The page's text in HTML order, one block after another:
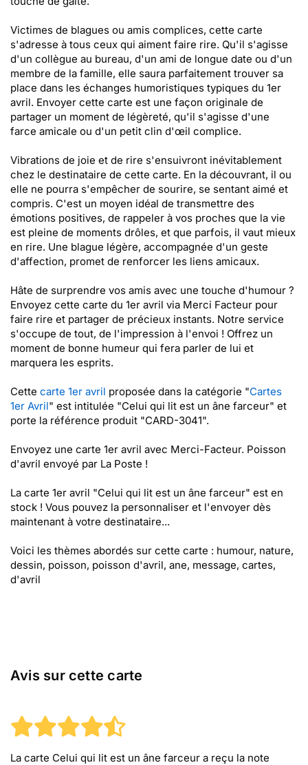
Victimes de blagues ou amis complices, cette carte
s'adresse à tous ceux qui aiment faire rire. Qu'il s'agisse
d'un collègue au bureau, d'un ami de longue date ou d'un
membre de la famille, elle saura parfaitement trouver sa
place dans les échanges humoristiques typiques du 1er
avril. Envoyer cette carte est une façon originale de
partager un moment de légèreté, qu'il s'agisse d'une
farce amicale ou d'un petit clin d'œil complice.
Vibrations de joie et de rire s'ensuivront inévitablement
chez le destinataire de cette carte. En la découvrant, il ou
elle ne pourra s'empêcher de sourire, se sentant aimé et
compris. C'est un moyen idéal de transmettre des
émotions positives, de rappeler à vos proches que la vie
est pleine de moments drôles, et que parfois, il vaut mieux
en rire. Une blague légère, accompagnée d'un geste
d'affection, promet de renforcer les liens amicaux.
Hâte de surprendre vos amis avec une touche d'humour ?
Envoyez cette carte du 1er avril via Merci Facteur pour
faire rire et partager de précieux instants. Notre service
s'occupe de tout, de l'impression à l'envoi ! Offrez un
moment de bonne humeur qui fera parler de lui et
marquera les esprits.
Cette carte 1er avril proposée dans la catégorie "Cartes
1er Avril" est intitulée "Celui qui lit est un âne farceur" et
porte la référence produit "CARD-3041".
Envoyez une carte 1er avril avec Merci-Facteur. Poisson
d'avril envoyé par La Poste !
La carte 1er avril "Celui qui lit est un âne farceur" est en
stock ! Vous pouvez la personnaliser et l'envoyer dès
maintenant à votre destinataire...
Voici les thèmes abordés sur cette carte : humour, nature,
dessin, poisson, poisson d'avril, ane, message, cartes,
d'avril
Avis sur cette carte
La carte Celui qui lit est un âne farceur a reçu la note